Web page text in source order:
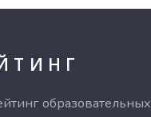
образовательных